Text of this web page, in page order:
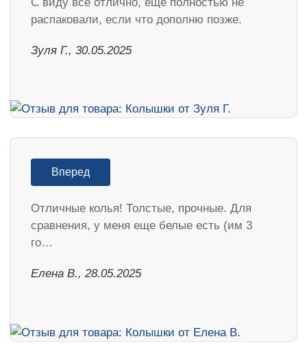
распаковали, если что дополню позже.
Зуля Г., 30.05.2025
Вперед
Отличные колья! Толстые, прочные. Для
сравнения, у меня еще белые есть (им 3
го…
Елена В., 28.05.2025